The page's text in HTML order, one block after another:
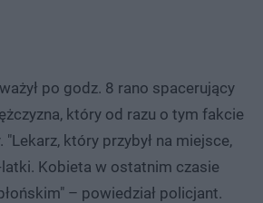
po godz. 8 rano spacerujący
który od razu o tym fakcie
"Lekarz, który przybył na miejsce,
Kobieta w ostatnim czasie
– powiedział policjant.